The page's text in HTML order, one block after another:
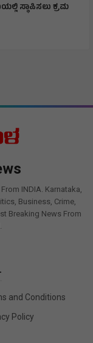
ಸ್ಥಾಪಿಸಲು ಕ್ರಮ
INDIA. Karnataka,
Business, Crime,
Breaking News From
and Conditions
Policy